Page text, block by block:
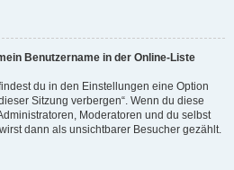
Benutzername in der Online-Liste
du in den Einstellungen eine Option
Sitzung verbergen“. Wenn du diese
Moderatoren und du selbst
dann als unsichtbarer Besucher gezählt.